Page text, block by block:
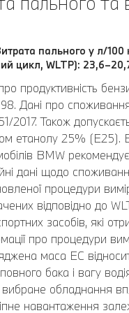
пального у л/
цикл, WLTP):
продуктивність
Дані про
2017. Також
етанолу 25% (E25).
BMW
дані щодо
процедури
відповідно до
засобів, які
про процедури
маса EC
бака і вагу
обладнання
навантаження